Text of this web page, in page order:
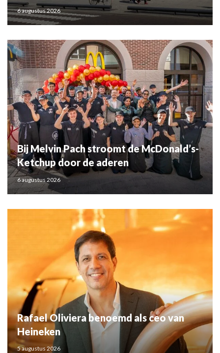
6 augustus 2026
Bij Melvin Pach stroomt de McDonald’s-
Ketchup door de aderen
6 augustus 2026
Rafael Oliviera benoemd als ceo van
Heineken
5 augustus 2026